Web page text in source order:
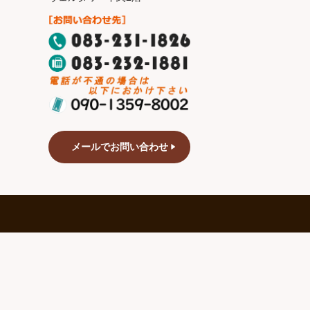
メールでお問い合わせ